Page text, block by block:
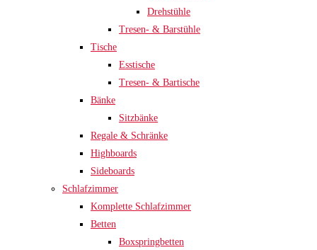
Drehstühle
Tresen- & Barstühle
Tische
Esstische
Tresen- & Bartische
Bänke
Sitzbänke
Regale & Schränke
Highboards
Sideboards
Schlafzimmer
Komplette Schlafzimmer
Betten
Boxspringbetten